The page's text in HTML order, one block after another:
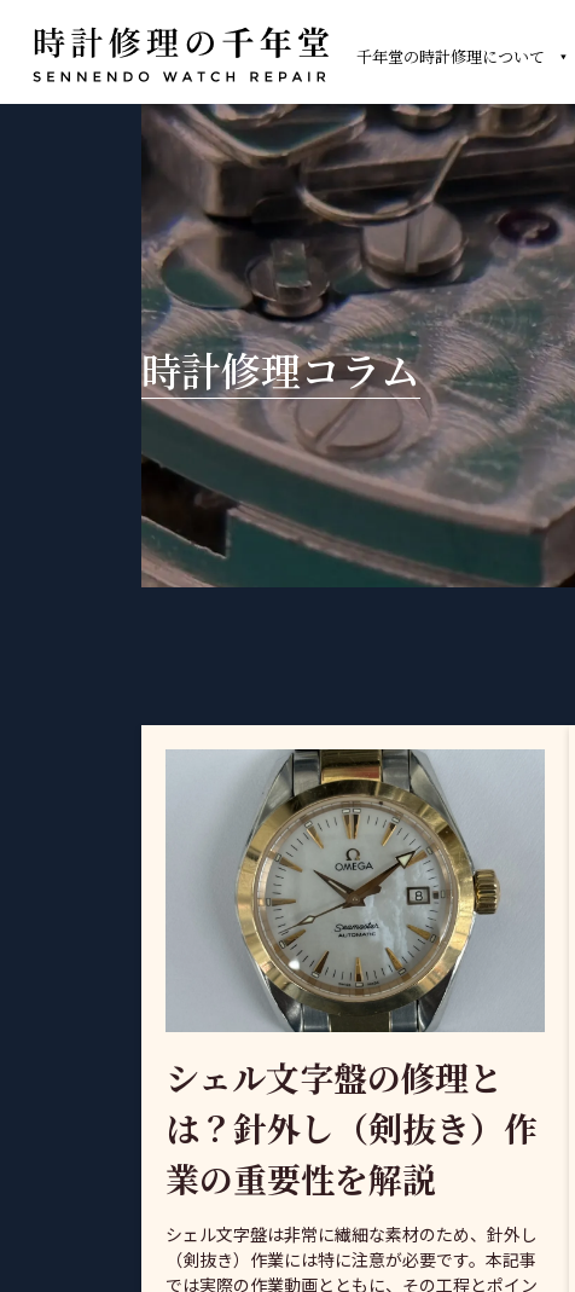
ン
ー
千年堂の時計修理について
時計修理の流れ
お客様の声
ロレックス [ROLEX]
タグホイヤー
ブライトリング
時計修理コラム
時計修理コラム
シェル文字盤の修理と
は？針外し（剣抜き）作
業の重要性を解説
シェル文字盤は非常に繊細な素材のため、針外し
（剣抜き）作業には特に注意が必要です。本記事
では実際の作業動画とともに、その工程とポイン